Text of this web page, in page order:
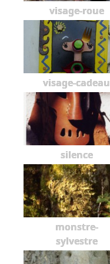
visage-roue
visage-cadeau
silence
monstre-
sylvestre